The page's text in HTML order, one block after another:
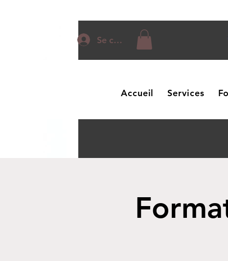
Se connecter
Accueil Services